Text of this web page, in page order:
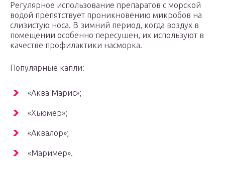
Регулярное использование препаратов с морской
водой препятствует проникновению микробов на
слизистую носа. В зимний период, когда воздух в
помещении особенно пересушен, их используют в
качестве профилактики насморка.
Популярные капли:
«Аква Марис»;
«Хьюмер»;
«Аквалор»;
«Маример».